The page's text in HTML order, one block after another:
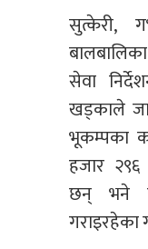
सुत्केरी,
सेवा
खड्काले
भूकम्पका
हजार २९६
छन् भने
गराइरहेका